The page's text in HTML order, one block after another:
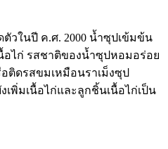
ตัวในปี ค.ศ. 2000 นํ้าซุปเข้มข้น
อไก่ รสชาติของนํ้าซุปหอมอร่อย
ติดรสขมเหมือนราเม็งซุป
พิ่มเนื้อไก่และลูกชิ้นเนื้อไก่เป็น